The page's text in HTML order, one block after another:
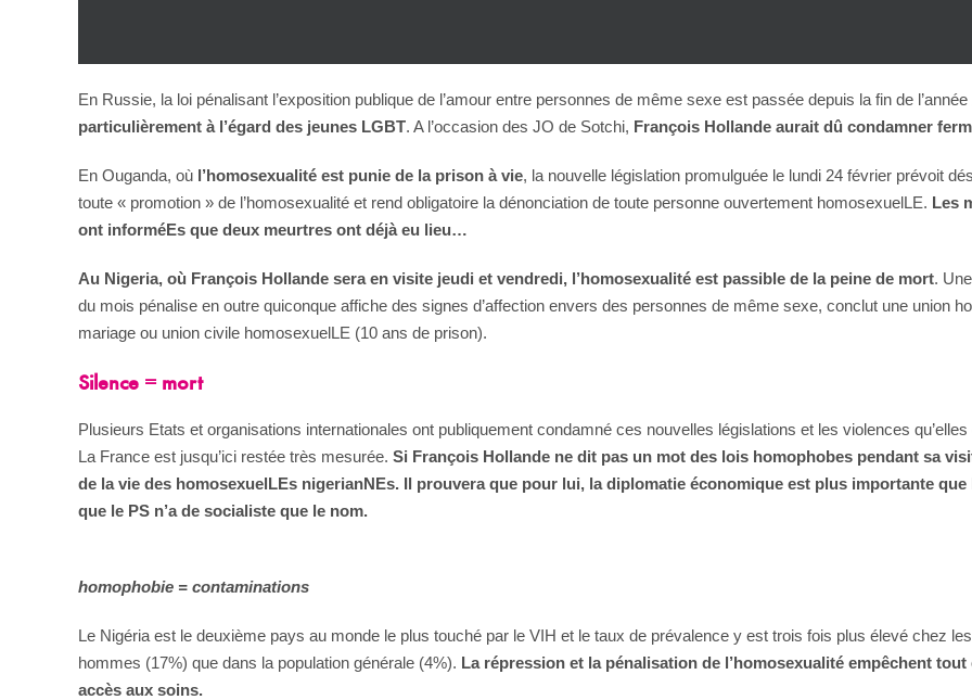
En Russie, la loi pénalisant l’exposition publique de l’amour entre personnes de même sexe est passée depuis la fin de
particulièrement à l’égard des jeunes LGBT. A l’occasion des JO de Sotchi, François Hollande aurait dû condamner
En Ouganda, où l’homosexualité est punie de la prison à vie, la nouvelle législation promulguée le lundi 24 février prévoit
toute « promotion » de l’homosexualité et rend obligatoire la dénonciation de toute personne ouvertement homosexuelLE. Les
ont informéEs que deux meurtres ont déjà eu lieu…
Au Nigeria, où François Hollande sera en visite jeudi et vendredi, l’homosexualité est passible de la peine de mort.
du mois pénalise en outre quiconque affiche des signes d’affection envers des personnes de même sexe, conclut une union
mariage ou union civile homosexuelLE (10 ans de prison).
Silence = mort
Plusieurs Etats et organisations internationales ont publiquement condamné ces nouvelles législations et les violences qu’elles
La France est jusqu’ici restée très mesurée. Si François Hollande ne dit pas un mot des lois homophobes pendant sa
de la vie des homosexuelLEs nigerianNEs. Il prouvera que pour lui, la diplomatie économique est plus importante
que le PS n’a de socialiste que le nom.
homophobie = contaminations
Le Nigéria est le deuxième pays au monde le plus touché par le VIH et le taux de prévalence y est trois fois plus élevé chez
hommes (17%) que dans la population générale (4%). La répression et la pénalisation de l’homosexualité empêchent
accès aux soins.